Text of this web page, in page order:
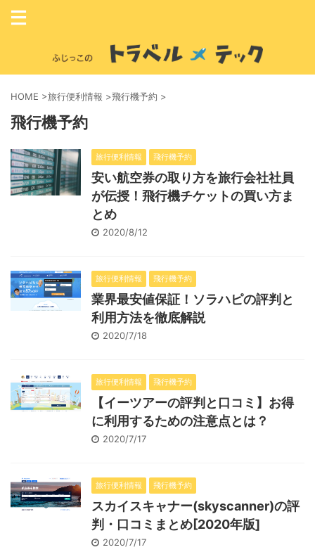
HOME >旅行便利情報 >飛行機予約 >
飛行機予約
旅行便利情報 飛行機予約
安い航空券の取り方を旅行会社社員
が伝授！飛行機チケットの買い方ま
とめ
2020/8/12
旅行便利情報 飛行機予約
業界最安値保証！ソラハピの評判と
利用方法を徹底解説
2020/7/18
旅行便利情報 飛行機予約
【イーツアーの評判と口コミ】お得
に利用するための注意点とは？
2020/7/17
旅行便利情報 飛行機予約
スカイスキャナー(skyscanner)の評
判・口コミまとめ[2020年版]
2020/7/17